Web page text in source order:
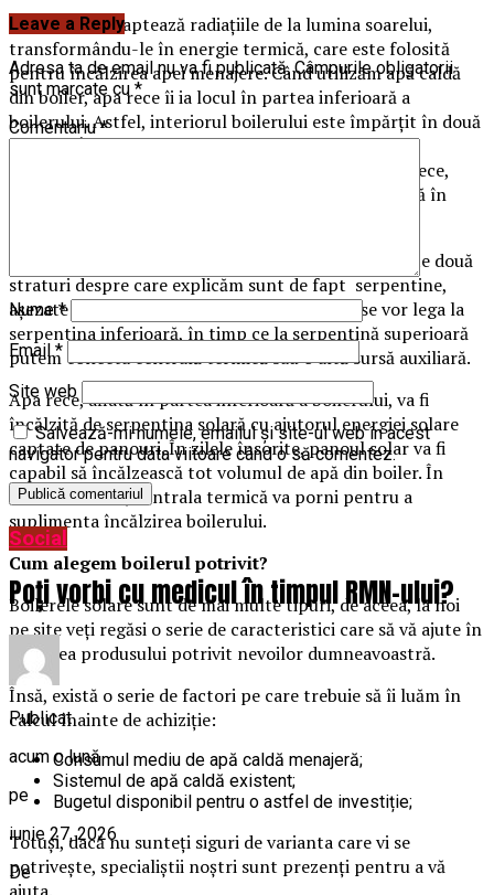
Panoul solar captează radiațiile de la lumina soarelui,
transformându-le în energie termică, care este folosită
pentru încălzirea apei menajere. Când utilizăm apă caldă
din boiler, apa rece îi ia locul în partea inferioară a
boilerului. Astfel, interiorul boilerului este împărțit în două
straturi. Întotdeauna, apa caldă, care urmează a fi
consumată, se va afla în partea superioară, iar cea rece,
adăugată în procesul de reumplere, va fi poziționată în
Abordând situația într-o manieră mai tehnică, aceste două
straturi despre care explicăm sunt de fapt serpentine,
așezate una peste cealaltă. Panourile solare se vor lega la
serpentina inferioară, în timp ce la serpentină superioară
putem conecta centrală termică sau o altă sursă auxiliară.
Apa rece, aflată în partea inferioară a boilerului, va fi
încălzită de serpentina solară cu ajutorul energiei solare
captate de panouri. În zilele însorite, panoul solar va fi
capabil să încălzească tot volumul de apă din boiler. În
zilele înnorate, centrala termică va porni pentru a
suplimenta încălzirea boilerului.
Cum alegem boilerul potrivit?
Boilerele solare sunt de mai multe tipuri, de aceea, la noi
pe site veți regăsi o serie de caracteristici care să vă ajute în
alegerea produsului potrivit nevoilor dumneavoastră.
Însă, există o serie de factori pe care trebuie să îi luăm în
calcul înainte de achiziție:
Consumul mediu de apă caldă menajeră;
Sistemul de apă caldă existent;
Bugetul disponibil pentru o astfel de investiție;
Totuși, dacă nu sunteți siguri de varianta care vi se
potrivește, specialiștii noștri sunt prezenţi pentru a vă
ajuta.
Leave a Reply
Adresa ta de email nu va fi publicată. Câmpurile obligatorii
sunt marcate cu *
Comentariu*
Nume*
Email*
Site web
Salvează-mi numele, emailul și site-ul web în acest
navigator pentru data viitoare când o să comentez.
Social
Poți vorbi cu medicul în timpul RMN-ului?
Publicat
acum o lună
pe
iunie 27, 2026
De